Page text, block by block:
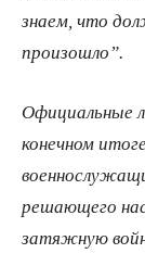
знаем, что
произошло”.
Официальные
конечном
решающего
затяжную